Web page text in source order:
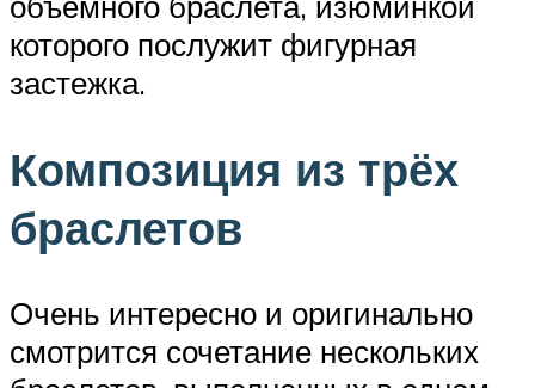
которого послужит фигурная
застежка.
Композиция из трёх
браслетов
Очень интересно и оригинально
смотрится сочетание нескольких